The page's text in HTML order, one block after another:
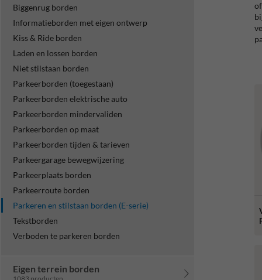
Biggenrug borden
Informatieborden met eigen ontwerp
Kiss & Ride borden
Laden en lossen borden
Niet stilstaan borden
Parkeerborden (toegestaan)
Parkeerborden elektrische auto
Parkeerborden mindervaliden
Parkeerborden op maat
Parkeerborden tijden & tarieven
Parkeergarage bewegwijzering
Parkeerplaats borden
Parkeerroute borden
Parkeren en stilstaan borden (E-serie)
Tekstborden
Verboden te parkeren borden
Eigen terrein borden